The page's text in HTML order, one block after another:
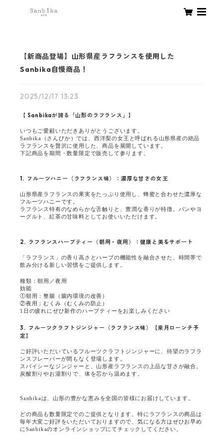
【新商品登場】山形県産ラフランスを使用した
Sanbika自慢商品！
2025/12/17 13:23
【 Sanbikaが誇る「山形のラフランス」】
いつもご愛顧いただきありがとうございます。
Sanbika（さんびか）では、西洋梨の女王と呼ばれる山形県産の絶品
ラフランスを贅沢に使用した、商品を展開しています。
下記商品を期間・数量限定で販売して参ります。
1. フルーツハニー（ラフランス味）：濃厚な甘さの女王
山形県産ラフランスの果実をたっぷり使用し、蜂蜜と合わせた濃厚な
フルーツハニーです。
ラフランス特有のなめらかな舌触りと、豊潤な香りが特徴。パンやヨ
ーグルト、紅茶の甘味料としてお使いいただけます。
2. ラフランスハーブティー（朝用・夜用）：健康と美をサポート
「ラフランス」の香り高さとハーブの機能性を融合させた、時間帯で
飲み分ける新しい習慣をご提供します。
種類：朝用／夜用
効能
①朝用：整腸（腸内環境の改善）
②夜用：むくみ（むくみの防止）
1日の疲れにぜひ新作のハーブティーをお楽しみください
3. フルーツクラフトジンジャー（ラフランス味）【来月ローンチ予
定】
ご好評いただいているフルーツクラフトジンジャーに、待望のラフラ
ンスフレーバーが間もなく登場します。
スパイシーなジンジャーと、山形産ラフランスの上品な甘さが融合。
炭酸割りやお湯割りで、体を芯から温めます。
Sanbikaは、山形の豊かな恵みを全国の皆様にお届けしています。
どの商品も数量限定でのご提供となります。特にラフランスの商品は
毎年大変ご好評をいただいておりますので、気になる方はぜひお早め
にSanbikaのオンラインショップにてチェックしてください。